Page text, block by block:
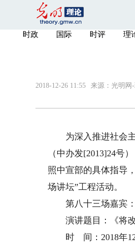
时政 国际 时评 理
2018-12-26 11:55 来源： 光明网
为深入推进社会主
（中办发[2013]24号
照中宣部的具体指导
场讲坛”工程活动。
第八十三场嘉宾：
演讲题目：《将改
时 间：2018年